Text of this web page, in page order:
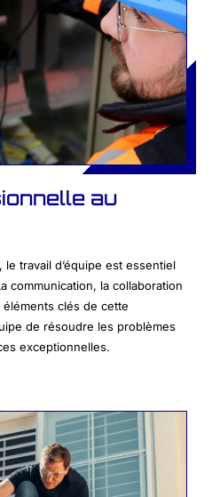
au
travail d’équipe est essentiel
communication, la collaboration
clés de cette
de résoudre les problèmes
exceptionnelles.